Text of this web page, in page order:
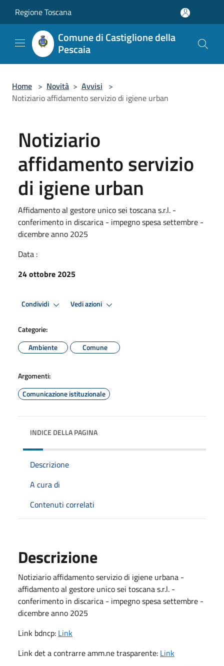
Regione Toscana
Comune di Castiglione della
Pescaia
Home > Novità > Avvisi >
Notiziario affidamento servizio di igiene urban
Notiziario
affidamento servizio
di igiene urban
Affidamento al gestore unico sei toscana s.r.l. -
conferimento in discarica - impegno spesa settembre -
dicembre anno 2025
Data :
24 ottobre 2025
Condividi Vedi azioni
Categorie:
Ambiente
Comune
Argomenti:
Comunicazione istituzionale
INDICE DELLA PAGINA
Descrizione
A cura di
Contenuti correlati
Descrizione
Notiziario affidamento servizio di igiene urbana -
affidamento al gestore unico sei toscana s.r.l. -
conferimento in discarica - impegno spesa settembre -
dicembre anno 2025
Link bdncp: Link
Link det a contrarre amm.ne trasparente: Link